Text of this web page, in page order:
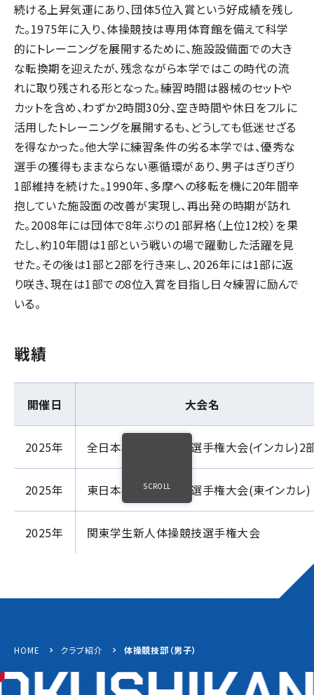
続ける上昇気運にあり、団体5位入賞という好成績を残し
た。1975年に入り、体操競技は専用体育館を備えて科学
的にトレーニングを展開するために、施設設備面での大き
な転換期を迎えたが、残念ながら本学ではこの時代の流
れに取り残される形となった。練習時間は器械のセットや
カットを含め、わずか2時間30分、空き時間や休日をフルに
活用したトレーニングを展開するも、どうしても低迷せざる
を得なかった。他大学に練習条件の劣る本学では、優秀な
選手の獲得もままならない悪循環があり、男子はぎりぎり
1部維持を続けた。1990年、多摩への移転を機に20年間辛
抱していた施設面の改善が実現し、再出発の時期が訪れ
た。2008年には団体で8年ぶりの1部昇格（上位12校）を果
たし、約10年間は1部という戦いの場で躍動した活躍を見
せた。その後は1部と2部を行き来し、2026年には1部に返
り咲き、現在は1部での8位入賞を目指し日々練習に励んで
いる。
戦績
開催日 大会名
2025年 全日本学生体操競技選手権大会(インカレ)2
2025年 東日本学生体操競技選手権大会(東インカレ)
2025年 関東学生新人体操競技選手権大会
SCROLL
HOME クラブ紹介 体操競技部（男子）